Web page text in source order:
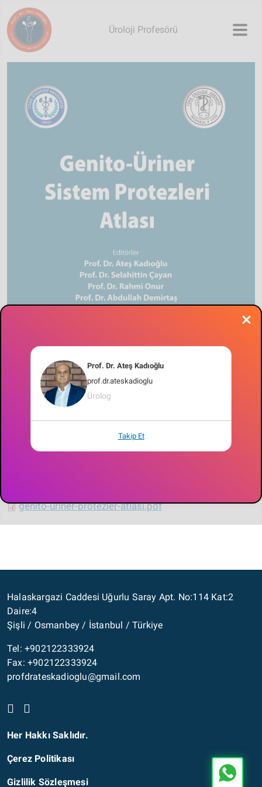
Üroloji Profesörü
Editorler
Prof. Dr. Selahittin Çayan
genito-uriner-protezler-atlasi.pdf
Halaskargazi Caddesi Uğurlu Saray Apt. No:114 Kat:2
Daire:4
Şişli / Osmanbey / İstanbul / Türkiye
Tel: +902122333924
Fax: +902122333924
profdrateskadioglu@gmail.com
Her Hakkı Saklıdır.
Çerez Politikası
Gizlilik Sözleşmesi
Prof. Dr. Ateş Kadıoğlu
prof.dr.ateskadioglu
Ürolog
Takip Et